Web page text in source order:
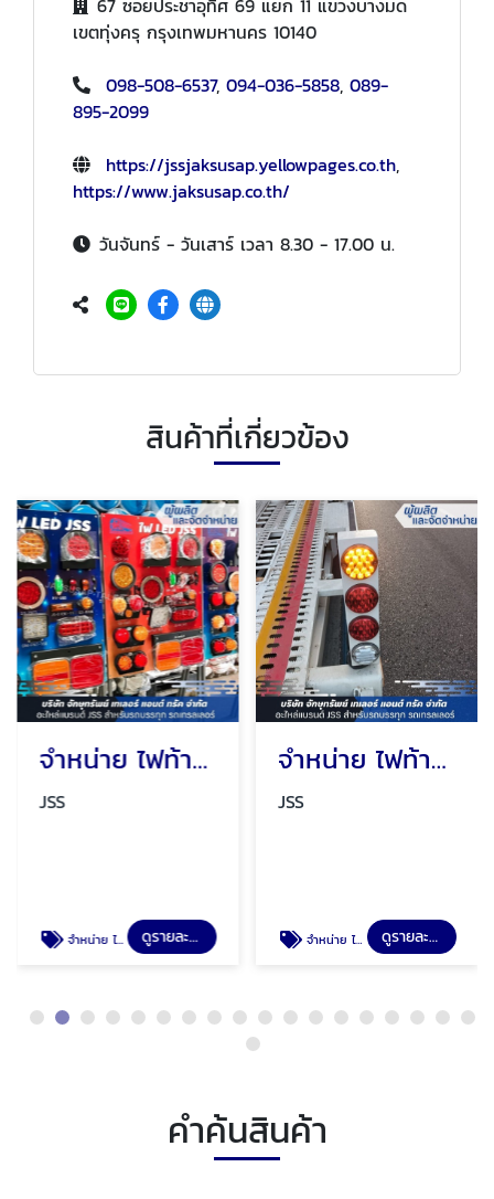
67 ซอยประชาอุทิศ 69 แยก 11 แขวงบางมด
เขตทุ่งครุ กรุงเทพมหานคร 10140
098-508-6537, 094-036-5858, 089-
895-2099
https://jssjaksusap.yellowpages.co.th,
https://www.jaksusap.co.th/
วันจันทร์ - วันเสาร์ เวลา 8.30 - 17.00 น.
สินค้าที่เกี่ยวข้อง
จำหน่าย ไฟท้ายรถบรรทุก ราคาถูก
JSS
จำหน่าย ไฟท้ายรถบรรทุก ราคาถูก ดูรายละเอียด
จำหน่าย ไฟท้ายรถสิบล้อ ราคาถูก
JSS
จำหน่าย ไฟท้ายรถสิบล้อ ราคาถูก ดูรายละเอียด
คำค้นสินค้า